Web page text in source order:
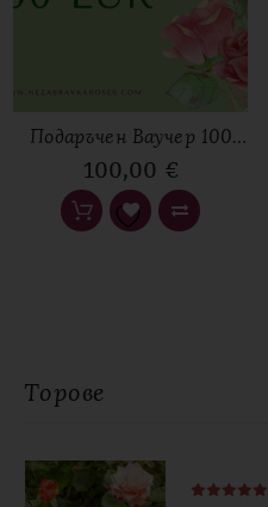
Име *
Подаръчен Ваучер 100
EUR
100,00 €
Торове